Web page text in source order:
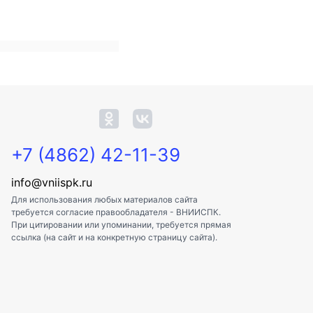
+7 (4862) 42-11-39
info@vniispk.ru
Для использования любых материалов сайта
требуется согласие правообладателя - ВНИИСПК.
При цитировании или упоминании, требуется прямая
ссылка (на сайт и на конкретную страницу сайта).